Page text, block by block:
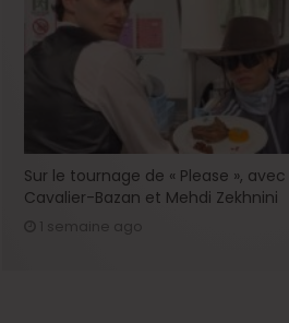
Sur le tournage de « Please »,
Cavalier-Bazan et Mehdi Zekhnini